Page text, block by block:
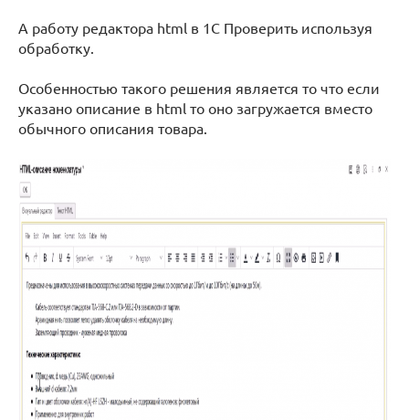
А работу редактора html в 1С Проверить используя
обработку.
Особенностью такого решения является то что если
указано описание в html то оно загружается вместо
обычного описания товара.